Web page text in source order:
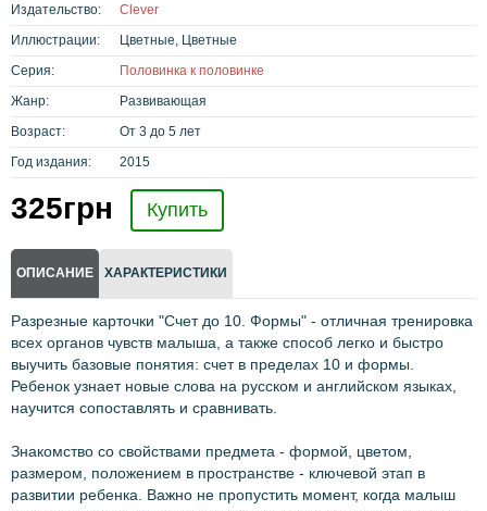
Издательство:
Clever
Иллюстрации:
Цветные, Цветные
Серия:
Половинка к половинке
Жанр:
Развивающая
Возраст:
От 3 до 5 лет
Год издания:
2015
325грн Купить
ОПИСАНИЕ ХАРАКТЕРИСТИКИ
Разрезные карточки "Счет до 10. Формы" - отличная тренировка
всех органов чувств малыша, а также способ легко и быстро
выучить базовые понятия: счет в пределах 10 и формы.
Ребенок узнает новые слова на русском и английском языках,
научится сопоставлять и сравнивать.
Знакомство со свойствами предмета - формой, цветом,
размером, положением в пространстве - ключевой этап в
развитии ребенка. Важно не пропустить момент, когда малыш